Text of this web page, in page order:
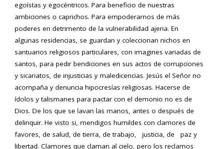
egoístas y egocéntricos. Para beneficio de nuestras
ambiciones o caprichos. Para empoderarnos de más
poderes en detrimento de la vulnerabilidad ajena. En
algunas residencias, se guardan y coleccionan nichos en
santuarios religiosos particulares, con imagines variadas de
santos, para pedir bendiciones en sus actos de corrupciones
y sicariatos, de injusticias y maledicencias. Jesús el Señor no
acompaña y denuncia hipocresías religiosas. Hacerse de
ídolos y talismanes para pactar con el demonio no es de
Dios. De los que se lavan las manos, antes o después de
delinquir. He visto si, mendigos humildes con clamores de
favores, de salud, de tierra, de trabajo, justicia, de paz y
libertad. Clamores que claman al cielo, pero los reclamos